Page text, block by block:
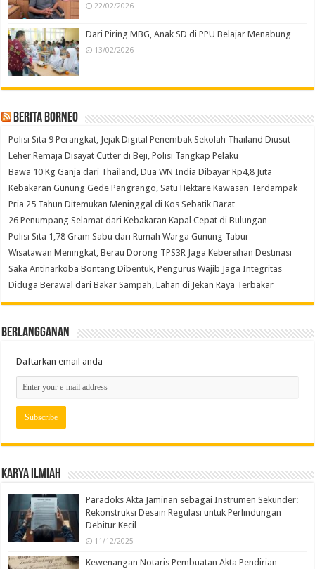
22/02/2026
Dari Piring MBG, Anak SD di PPU Belajar Menabung
13/02/2026
Berita Borneo
Polisi Sita 9 Perangkat, Jejak Digital Penembak Sekolah Thailand Diusut
Leher Remaja Disayat Cutter di Beji, Polisi Tangkap Pelaku
Bawa 10 Kg Ganja dari Thailand, Dua WN India Dibayar Rp4,8 Juta
Kebakaran Gunung Gede Pangrango, Satu Hektare Kawasan Terdampak
Pria 25 Tahun Ditemukan Meninggal di Kos Sebatik Barat
26 Penumpang Selamat dari Kebakaran Kapal Cepat di Bulungan
Polisi Sita 1,78 Gram Sabu dari Rumah Warga Gunung Tabur
Wisatawan Meningkat, Berau Dorong TPS3R Jaga Kebersihan Destinasi
Saka Antinarkoba Bontang Dibentuk, Pengurus Wajib Jaga Integritas
Diduga Berawal dari Bakar Sampah, Lahan di Jekan Raya Terbakar
Berlangganan
Daftarkan email anda
Karya Ilmiah
Paradoks Akta Jaminan sebagai Instrumen Sekunder:
Rekonstruksi Desain Regulasi untuk Perlindungan
Debitur Kecil
11/12/2025
Kewenangan Notaris Pembuatan Akta Pendirian